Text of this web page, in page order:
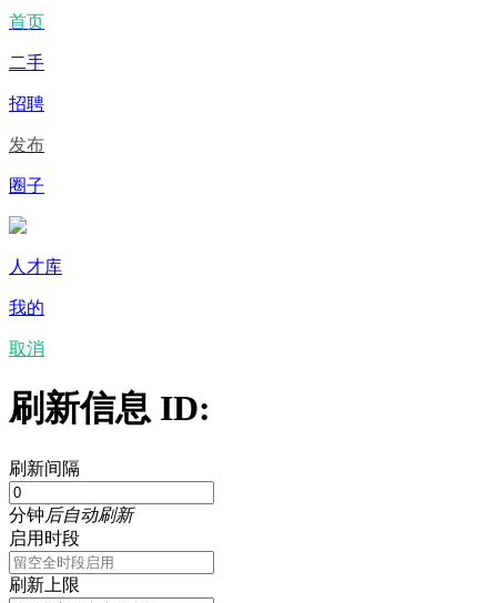
首页
二手
招聘
发布
圈子
人才库
我的
取消
刷新信息 ID:
刷新间隔
分钟后自动刷新
启用时段
刷新上限